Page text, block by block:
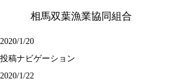
相馬双葉漁業協同組合
2020/1/20
投稿ナビゲーション
2020/1/22